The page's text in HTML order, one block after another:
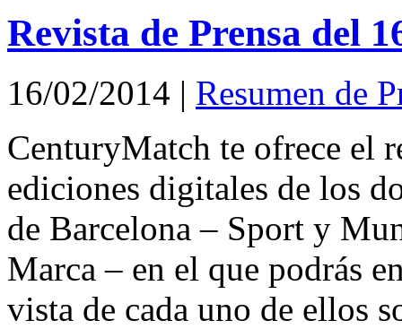
Revista de Prensa del
16/02/2014 | Resumen de
CenturyMatch te ofrece el
ediciones digitales de los
de Barcelona – Sport y
Marca – en el que podrás
vista de cada uno de ellos